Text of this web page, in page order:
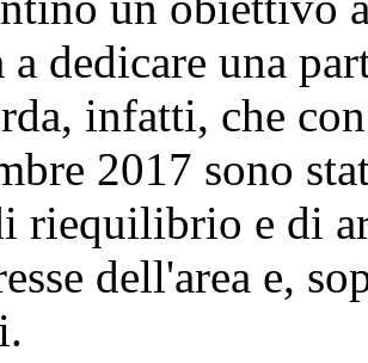
a dedicare una
infatti, che con
2017 sono
riequilibrio e di
dell'area e,